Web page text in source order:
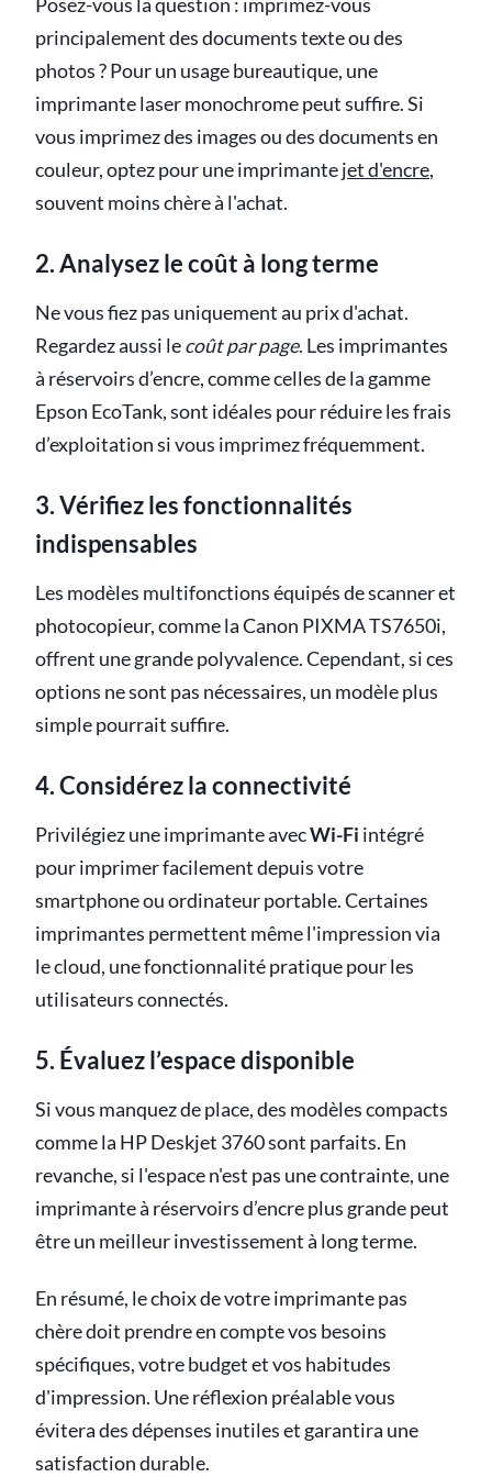
principalement des documents texte ou des
photos ? Pour un usage bureautique, une
imprimante laser monochrome peut suffire. Si
vous imprimez des images ou des documents en
couleur, optez pour une imprimantejet d'encre,
souvent moins chère à l'achat.
2. Analysez le coût à long terme
Ne vous fiez pas uniquement au prix d'achat.
Regardez aussi lecoût par page. Les imprimantes
à réservoirs d’encre, comme celles de la gamme
Epson EcoTank, sont idéales pour réduire les frais
d’exploitation si vous imprimez fréquemment.
3. Vérifiez les fonctionnalités
indispensables
Les modèles multifonctions équipés de scanner et
photocopieur, comme la Canon PIXMA TS7650i,
offrent une grande polyvalence. Cependant, si ces
options ne sont pas nécessaires, un modèle plus
simple pourrait suffire.
4. Considérez la connectivité
Privilégiez une imprimante avecWi-Fi intégré
pour imprimer facilement depuis votre
smartphone ou ordinateur portable. Certaines
imprimantes permettent même l'impression via
le cloud, une fonctionnalité pratique pour les
utilisateurs connectés.
5. Évaluez l’espace disponible
Si vous manquez de place, des modèles compacts
comme la HP Deskjet 3760 sont parfaits. En
revanche, si l'espace n'est pas une contrainte, une
imprimante à réservoirs d’encre plus grande peut
être un meilleur investissement à long terme.
En résumé, le choix de votre imprimante pas
chère doit prendre en compte vos besoins
spécifiques, votre budget et vos habitudes
d'impression. Une réflexion préalable vous
évitera des dépenses inutiles et garantira une
satisfaction durable.